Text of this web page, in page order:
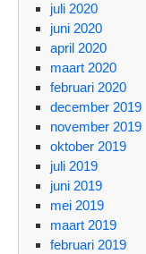
juli 2020
juni 2020
april 2020
maart 2020
februari 2020
december 2019
november 2019
oktober 2019
juli 2019
juni 2019
mei 2019
maart 2019
februari 2019